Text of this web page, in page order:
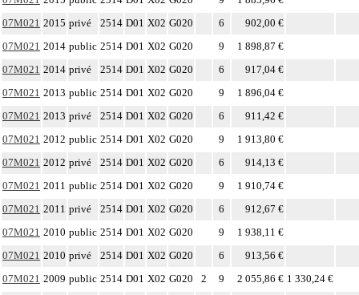
07M021 2015 privé 2514 D01 X02 G020 6
902,00 €
07M021 2014 public 2514 D01 X02 G020 9
1 898,87 €
07M021 2014 privé 2514 D01 X02 G020 6
917,04 €
07M021 2013 public 2514 D01 X02 G020 9
1 896,04 €
07M021 2013 privé 2514 D01 X02 G020 6
911,42 €
07M021 2012 public 2514 D01 X02 G020 9
1 913,80 €
07M021 2012 privé 2514 D01 X02 G020 6
914,13 €
07M021 2011 public 2514 D01 X02 G020 9
1 910,74 €
07M021 2011 privé 2514 D01 X02 G020 6
912,67 €
07M021 2010 public 2514 D01 X02 G020 9
1 938,11 €
07M021 2010 privé 2514 D01 X02 G020 6
913,56 €
07M021 2009 public 2514 D01 X02 G020 2 9 2 055,86 € 1 330,24 €